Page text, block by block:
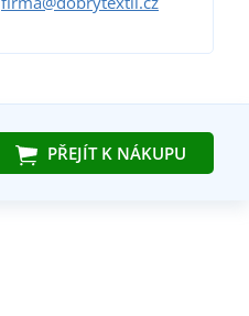
PŘEJÍT K NÁKUPU